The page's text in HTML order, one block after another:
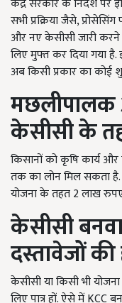
केंद्र सरकार के निर्देश पर
सभी प्रक्रिया जैसे,
और नए केसीसी जारी करने
लिए मुफ्त कर दिया गया
अब किसी प्रकार का कोई
केसीसी के
किसानों को कृषि कार्य
तक का लोन मिल सकता
योजना के तहत 2 लाख
केसीसी
दस्तावेजों
केसीसी या किसी भी